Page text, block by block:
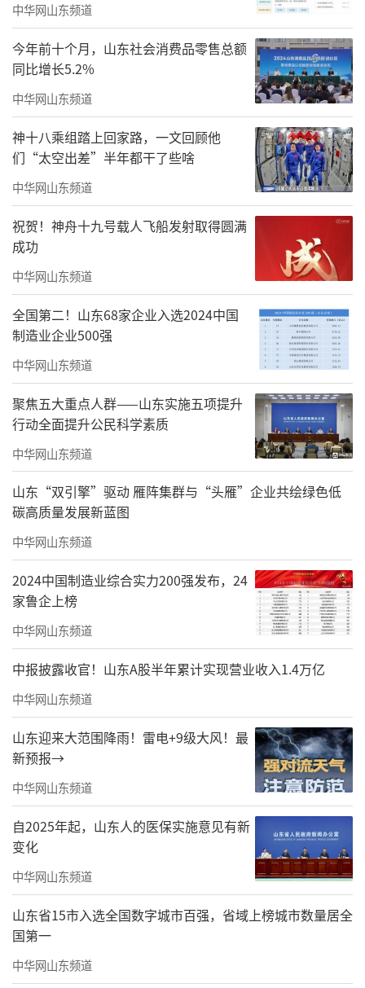
真正进入创作深处，我彻底抛开老照片，
在心中构架出独属于我的铁人世界与精神空
间，如同造梦一般，描绘心底最鲜活、最本真
的铁人形象。后来我前往大庆举办个展，再次
走进铁人纪念馆，竟猛然发觉，我当初对铁人
精神与荒原岁月的理解，仿佛冥冥之中自有力
量相助，与历史本真高度契合，也让我对这段
创作多了一份敬畏与感念。
此后，我完整完成《铁人王进喜》连环画
创作并正式出版，作品荣获冰心奖，收获了广
大读者的喜爱与认可。但我内心始终觉得创作
并不完整——铁人在玉门时期，便已是战天斗地
的劳动模范，这段青年岁月，是其精神底色的
重要源头。仿佛一切皆是注定，恰在此时，玉
门博物馆主动邀约，希望我创作铁人王进喜的
青年时代。目前我正全身心投入这一阶段的创
作，力求将铁人玉门青年时期与大庆创业时期
的生命轨迹完整衔接，梳理他为祖国石油事业
奉献毕生的完整脉络，以画笔还原一个全面、
立体、有血有肉的铁人王进喜，让铁人精神以
更完整的样貌，在艺术中永恒延续。
中华网山东频道
今年前十个月，山东社会消费品零售总额
同比增长5.2%
中华网山东频道
神十八乘组踏上回家路，一文回顾他
们“太空出差”半年都干了些啥
中华网山东频道
祝贺！神舟十九号载人飞船发射取得圆满
成功
中华网山东频道
全国第二！山东68家企业入选2024中国
制造业企业500强
中华网山东频道
聚焦五大重点人群——山东实施五项提升
行动全面提升公民科学素质
中华网山东频道
山东“双引擎”驱动 雁阵集群与“头雁”企业共绘绿色低
碳高质量发展新蓝图
中华网山东频道
2024中国制造业综合实力200强发布，24
家鲁企上榜
中华网山东频道
中报披露收官！山东A股半年累计实现营业收入1.4万亿
中华网山东频道
山东迎来大范围降雨！雷电+9级大风！最
新预报→
中华网山东频道
自2025年起，山东人的医保实施意见有新
变化
中华网山东频道
山东省15市入选全国数字城市百强，省域上榜城市数量居全
国第一
中华网山东频道